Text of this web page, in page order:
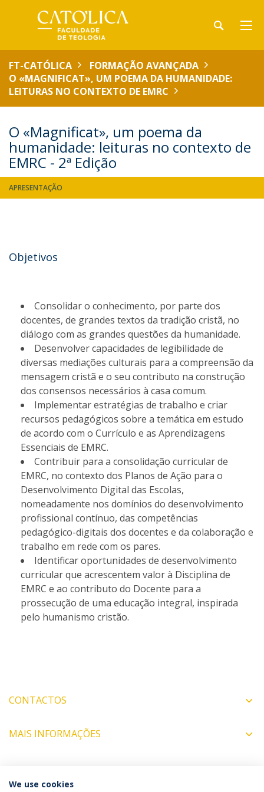
FT-CATÓLICA
FORMAÇÃO AVANÇADA
O «MAGNIFICAT», UM POEMA DA HUMANIDADE:
LEITURAS NO CONTEXTO DE EMRC
O «Magnificat», um poema da
humanidade: leituras no contexto de
EMRC - 2ª Edição
APRESENTAÇÃO
Objetivos
Consolidar o conhecimento, por parte dos
docentes, de grandes textos da tradição cristã, no
diálogo com as grandes questões da humanidade.
Desenvolver capacidades de legibilidade de
diversas mediações culturais para a compreensão da
mensagem cristã e o seu contributo na construção
dos consensos necessários à casa comum.
Implementar estratégias de trabalho e criar
recursos pedagógicos sobre a temática em estudo
de acordo com o Currículo e as Aprendizagens
Essenciais de EMRC.
Contribuir para a consolidação curricular de
EMRC, no contexto dos Planos de Ação para o
Desenvolvimento Digital das Escolas,
nomeadamente nos domínios do desenvolvimento
profissional contínuo, das competências
pedagógico-digitais dos docentes e da colaboração e
trabalho em rede com os pares.
Identificar oportunidades de desenvolvimento
curricular que acrescentem valor à Disciplina de
EMRC e ao contributo do Docente para a
prossecução de uma educação integral, inspirada
pelo humanismo cristão.
CONTACTOS
MAIS INFORMAÇÕES
COORDENADOR
We use cookies